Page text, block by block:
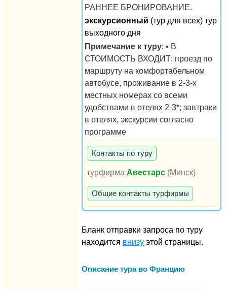
РАННЕЕ БРОНИРОВАНИЕ.
экскурсионный (тур для всех) тур
выходного дня
Примечание к туру: • В
СТОИМОСТЬ ВХОДИТ: проезд по
маршруту на комфортабельном
автобусе, проживание в 2-3-х
местных номерах со всеми
удобствами в отелях 2-3*; завтраки
в отелях, экскурсии согласно
программе
Контакты по туру
турфирмаАвестарс (Минск)
Общие контакты турфирмы
Бланк отправки запроса по туру
находится внизу этой страницы.
Описание тура во Францию